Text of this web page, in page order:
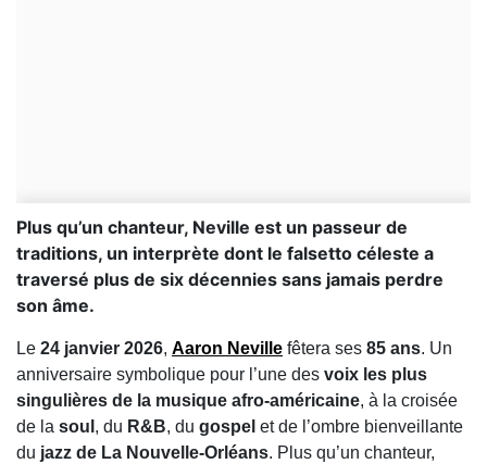
Plus qu’un chanteur, Neville est un passeur de
traditions, un interprète dont le falsetto céleste a
traversé plus de six décennies sans jamais perdre
son âme.
Le 24 janvier 2026, Aaron Neville fêtera ses 85 ans. Un
anniversaire symbolique pour l’une des voix les plus
singulières de la musique afro-américaine, à la croisée
de la soul , du R&B, du gospel et de l’ombre bienveillante
du jazz de La Nouvelle-Orléans. Plus qu’un chanteur,